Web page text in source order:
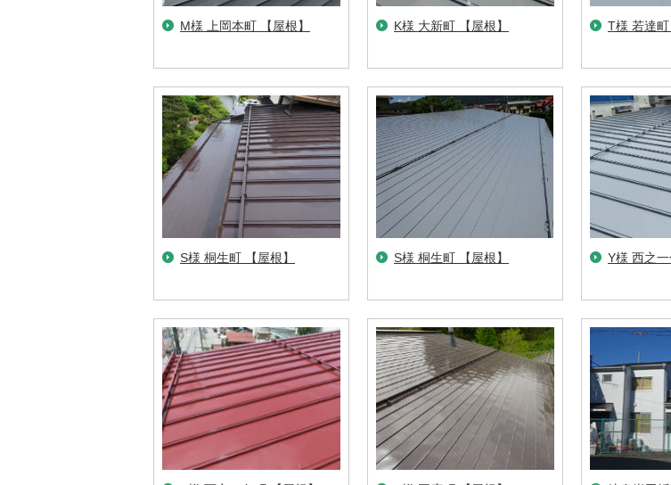
M様 上岡本町 【屋根】 K様 大新町 【屋根】 T様 若達町
S様 桐生町 【屋根】 S様 桐生町 【屋根】 Y様 西之一